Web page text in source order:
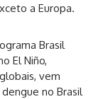
a Europa.
Brasil
El Niño,
vem
no Brasil